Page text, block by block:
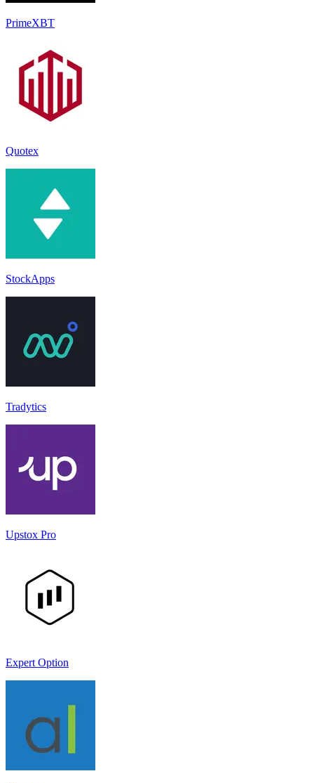
PrimeXBT
Quotex
StockApps
Tradytics
Upstox Pro
Expert Option